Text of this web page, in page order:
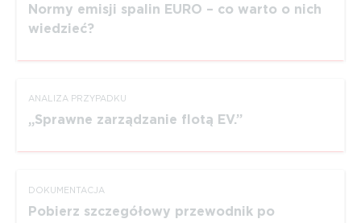
Normy emisji spalin EURO – co warto o nich
wiedzieć?
ANALIZA PRZYPADKU
Sprawne zarządzanie flotą EV.
DOKUMEN­TACJA
Pobierz szczegółowy przewodnik po